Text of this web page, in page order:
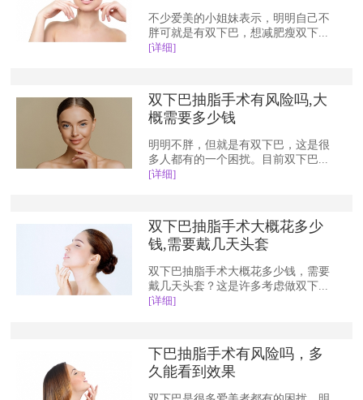
不少爱美的小姐妹表示，明明自己不
胖可就是有双下巴，想减肥瘦双下...
[详细]
双下巴抽脂手术有风险吗,大
概需要多少钱
明明不胖，但就是有双下巴，这是很
多人都有的一个困扰。目前双下巴...
[详细]
双下巴抽脂手术大概花多少
钱,需要戴几天头套
双下巴抽脂手术大概花多少钱，需要
戴几天头套？这是许多考虑做双下...
[详细]
下巴抽脂手术有风险吗，多
久能看到效果